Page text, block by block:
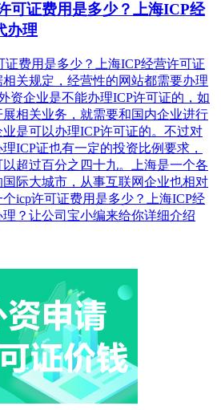
可证费用是多少？上海ICP经
办理
证费用是多少？上海ICP经营许可证
关规定，经营性的网站都需要办理
资企业是不能办理ICP许可证的，如
相关业务，就需要和国内企业进行
是可以办理ICP许可证的。不过对
ICP证也有一定的投资比例要求，
超过百分之四十九。上海是一个各
际大城市，从事互联网企业也相对
icp许可证费用是多少？上海ICP经
？让公司宝小编来给你详细介绍